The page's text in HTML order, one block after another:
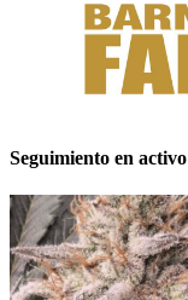
Seguimiento en activo